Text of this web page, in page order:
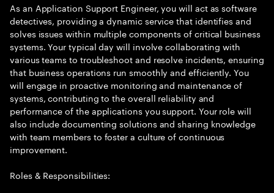
As an Application Support Engineer, you will act as software
detectives, providing a dynamic service that identifies and
solves issues within multiple components of critical business
systems. Your typical day will involve collaborating with
various teams to troubleshoot and resolve incidents, ensuring
that business operations run smoothly and efficiently. You
will engage in proactive monitoring and maintenance of
systems, contributing to the overall reliability and
performance of the applications you support. Your role will
also include documenting solutions and sharing knowledge
with team members to foster a culture of continuous
improvement.
Roles & Responsibilities: